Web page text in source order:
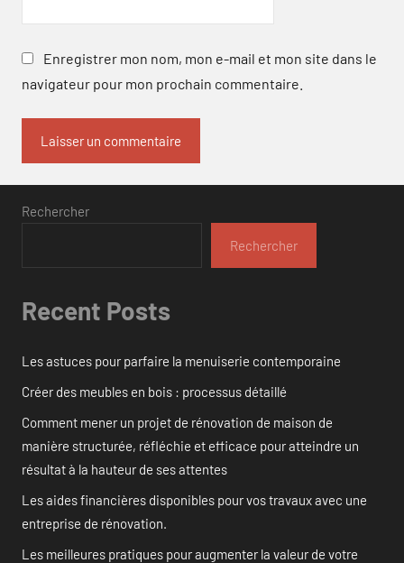
Enregistrer mon nom, mon e-mail et mon site dans le
navigateur pour mon prochain commentaire.
Rechercher
Rechercher
Recent Posts
Les astuces pour parfaire la menuiserie contemporaine
Créer des meubles en bois : processus détaillé
Comment mener un projet de rénovation de maison de
manière structurée, réfléchie et efficace pour atteindre un
résultat à la hauteur de ses attentes
Les aides financières disponibles pour vos travaux avec une
entreprise de rénovation.
Les meilleures pratiques pour augmenter la valeur de votre